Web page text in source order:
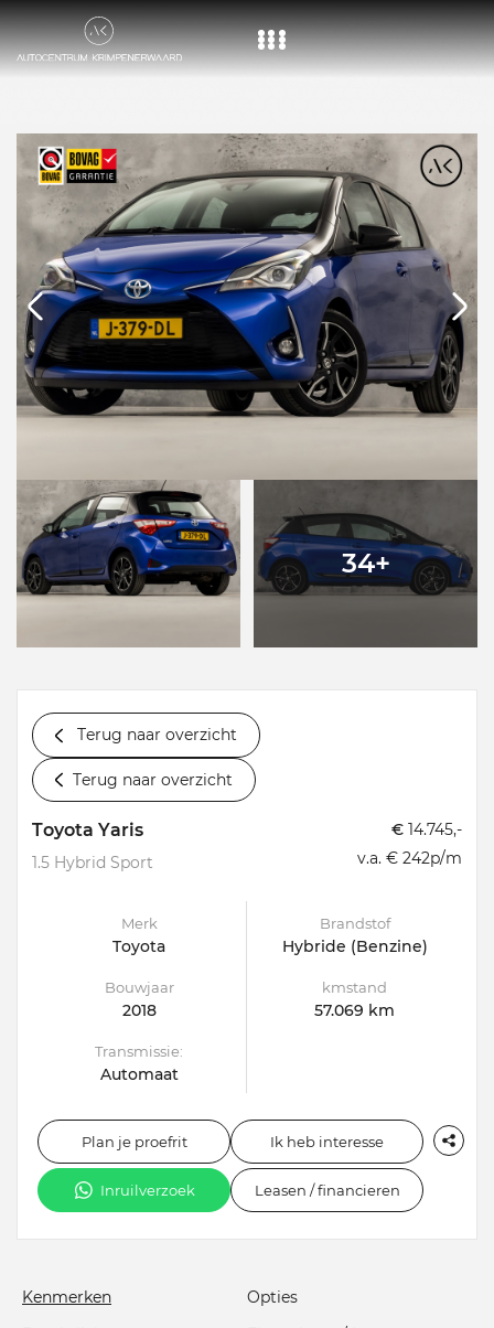
Aanbod
Diensten
Over ons
Vacature
Contact
34+
Terug naar overzicht
Terug naar overzicht
Toyota Yaris
1.5 Hybrid Sport
€ 14.745,-
v.a. € 242p/m
Merk
Toyota
Brandstof
Hybride (Benzine)
Bouwjaar
2018
kmstand
57.069 km
Transmissie:
Automaat
Plan je proefrit Ik heb interesse
Inruilverzoek Leasen / financieren
Kenmerken
Opties